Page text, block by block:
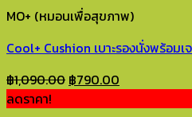
MO+ (หมอนเพื่อสุขภาพ)
Cool+ Cushion เบาะรองนั่งพร้อม
฿1,090.00 Original
฿790.00
ลดราคา!